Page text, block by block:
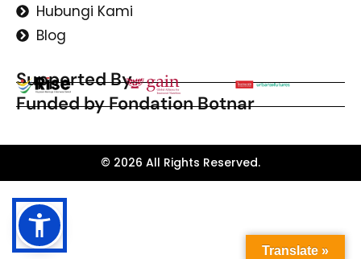
Hubungi Kami
Blog
Supported By
Funded by Fondation Botnar
© 2026 All Rights Reserved.
Translate »